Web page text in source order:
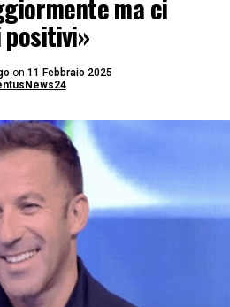
ma ci
on 11 Febbraio 2025